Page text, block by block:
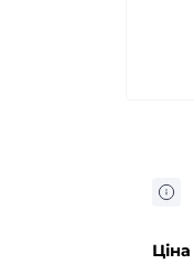
Ціна